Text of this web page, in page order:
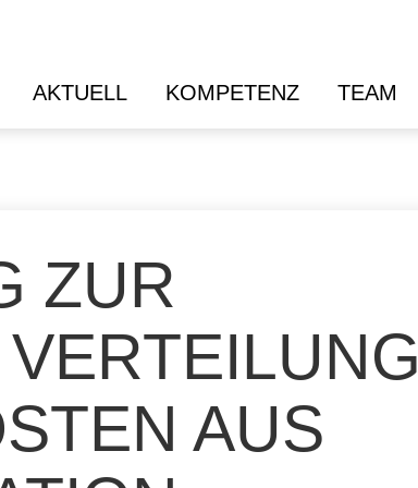
AKTUELL KOMPETENZ TEAM
ZUR
AUS